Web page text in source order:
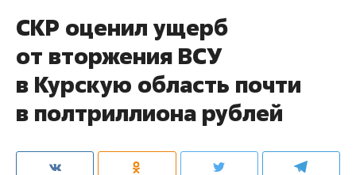
СКР оценил ущерб
от вторжения ВСУ
в Курскую область почти
в полтриллиона рублей